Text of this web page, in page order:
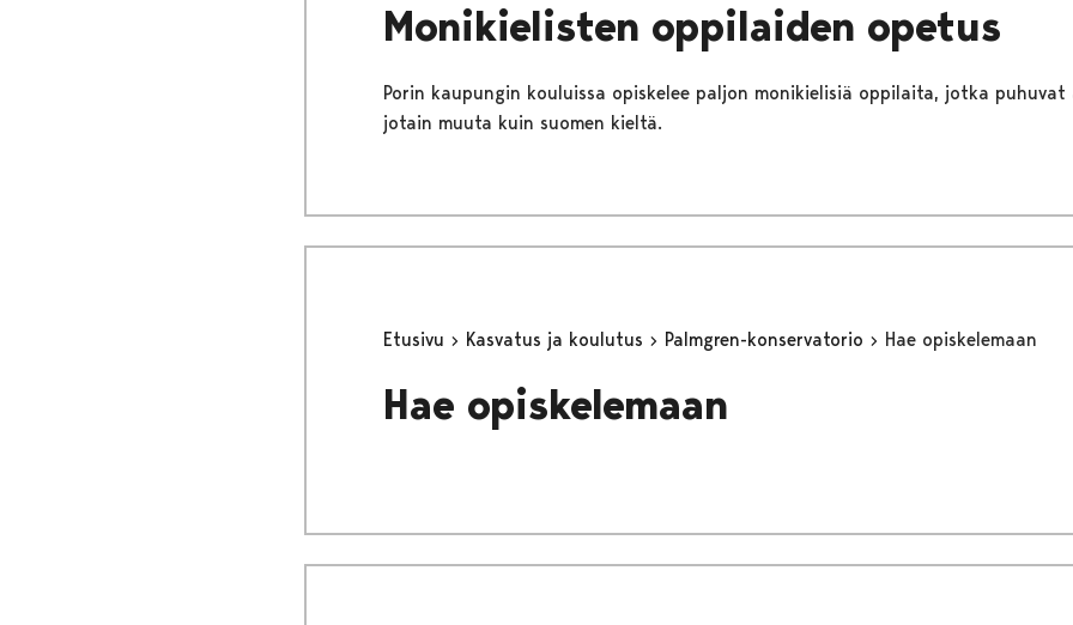
Monikielisten oppilaiden opetus
Porin kaupungin kouluissa opiskelee paljon monikielisiä oppilaita, jotka puhuvat
jotain muuta kuin suomen kieltä.
Etusivu Kasvatus ja koulutus Palmgren-konservatorio Hae opiskelemaan
Hae opiskelemaan